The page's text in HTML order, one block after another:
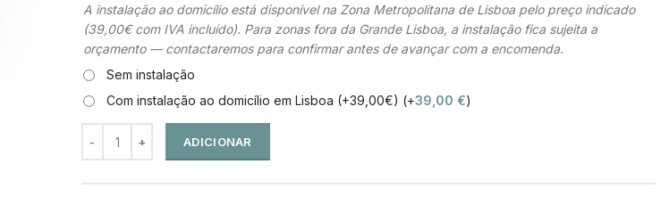
A instalação ao domicílio está disponível na Zona Metropolitana de Lisboa pelo preço indicado
(39,00€ com IVA incluído). Para zonas fora da Grande Lisboa, a instalação fica sujeita a
orçamento — contactaremos para confirmar antes de avançar com a encomenda.
Sem instalação
Com instalação ao domicílio em Lisboa (+39,00€) (+39,00 €)
ADICIONAR